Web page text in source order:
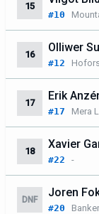
15
#10
16
Olliwer
#12
17
Erik
#17 Mera
18
Xavier
#22 -
DNF
Joren
#20